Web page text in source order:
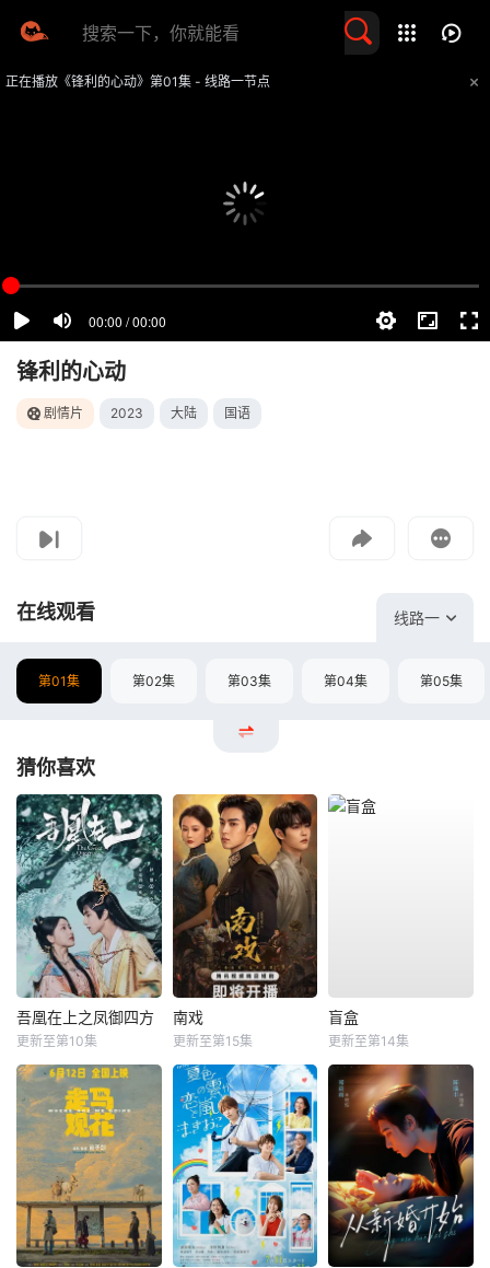
正在播放《锋利的心动》第01集 - 线路一节点
锋利的心动
剧情片 2023 大陆 国语
如遇无法播放请提交给我们
在线观看 线路一
第01集 第02集 第03集 第04集 第05集
猜你喜欢
吾凰在上之凤御四方
更新至第10集
南戏
更新至第15集
盲盒
更新至第14集